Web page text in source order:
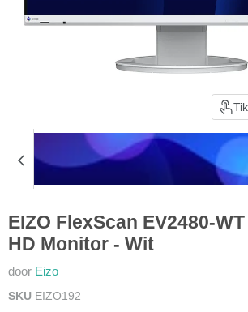
EIZO FlexScan EV2480-WT
HD Monitor - Wit
door Eizo
SKU EIZO192